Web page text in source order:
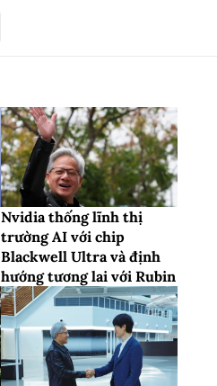
Nvidia thống lĩnh thị
trường AI với chip
Blackwell Ultra và định
hướng tương lai với Rubin